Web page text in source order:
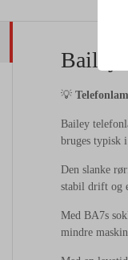
Bailey
💡
Bailey
bruges typisk
Den slanke
stabil drift og
Med BA7s
mindre